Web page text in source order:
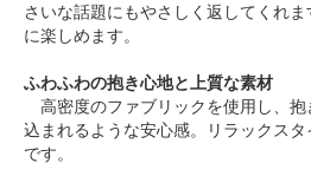
さいな話題にもやさしく返してくれ
に楽しめます。
ふわふわの抱き心地と上質な素材
高密度のファブリックを使用し、抱
込まれるような安心感。リラックス
です。